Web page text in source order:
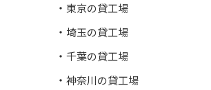
東京の貸工場
埼玉の貸工場
千葉の貸工場
神奈川の貸工場